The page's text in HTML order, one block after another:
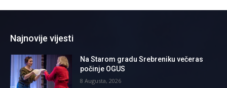
Najnovije vijesti
Na Starom gradu Srebreniku večeras
počinje OGUS
8 Augusta, 2026